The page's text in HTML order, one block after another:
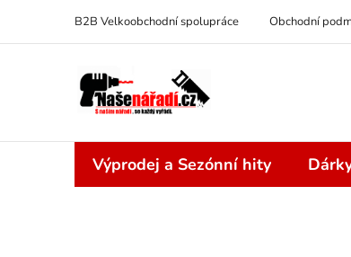
obsah
B2B Velkoobchodní spolupráce Obchodní
Výprodej a Sezónní hity